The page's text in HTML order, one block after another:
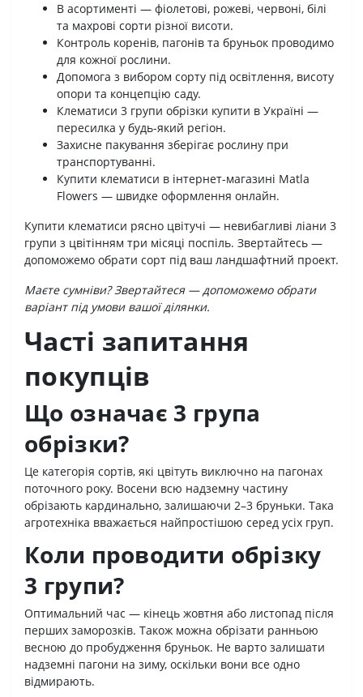
В асортименті — фіолетові, рожеві, червоні, білі
та махрові сорти різної висоти.
Контроль коренів, пагонів та бруньок проводимо
для кожної рослини.
Допомога з вибором сорту під освітлення, висоту
опори та концепцію саду.
Клематиси 3 групи обрізки купити в Україні —
пересилка у будь-який регіон.
Захисне пакування зберігає рослину при
транспортуванні.
Купити клематиси в інтернет-магазині Matla
Flowers — швидке оформлення онлайн.
Купити клематиси рясно цвітучі — невибагливі ліани 3
групи з цвітінням три місяці поспіль. Звертайтесь —
допоможемо обрати сорт під ваш ландшафтний проект.
Маєте сумніви? Звертайтеся — допоможемо обрати
варіант під умови вашої ділянки.
Часті запитання
покупців
Що означає 3 група
обрізки?
Це категорія сортів, які цвітуть виключно на пагонах
поточного року. Восени всю надземну частину
обрізають кардинально, залишаючи 2–3 бруньки. Така
агротехніка вважається найпростішою серед усіх груп.
Коли проводити обрізку
3 групи?
Оптимальний час — кінець жовтня або листопад після
перших заморозків. Також можна обрізати ранньою
весною до пробудження бруньок. Не варто залишати
надземні пагони на зиму, оскільки вони все одно
відмирають.